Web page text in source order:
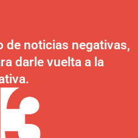
de noticias negativas,
darle vuelta a la